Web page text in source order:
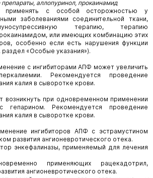
аллопуринол, прокаинамид
применять с особой осторожностью у
заболеваниями соединительной ткани,
терапию, терапию
или имеющих комбинацию этих
особенно если есть нарушения функции
«Особые указания»).
с ингибиторами АПФ может увеличить
Рекомендуется проведение
калия в сыворотке крови.
возникнуть при одновременном применении
гепарином. Рекомендуется проведение
калия в сыворотке крови.
ингибиторов АПФ с эстрамустином
развития ангионевротического отека.
энкефалиназы, применяемый для лечения
применяющих рацекадотрил,
ангионевротического отека.